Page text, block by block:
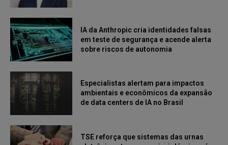
IA da Anthropic cria identidades falsas
em teste de segurança e acende alerta
sobre riscos de autonomia
Especialistas alertam para impactos
ambientais e econômicos da expansão
de data centers de IA no Brasil
TSE reforça que sistemas das urnas